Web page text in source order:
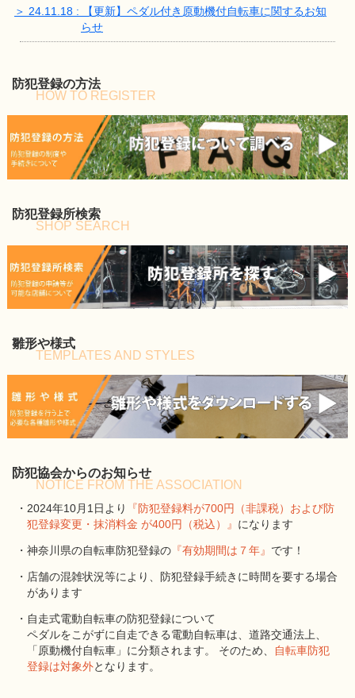
＞ 24.11.18 : 【更新】ペダル付き原動機付自転車に関するお知
らせ
防犯登録の方法
HOW TO REGISTER
防犯登録所検索
SHOP SEARCH
雛形や様式
TEMPLATES AND STYLES
防犯協会からのお知らせ
NOTICE FROM THE ASSOCIATION
・2024年10月1日より
『防犯登録料が700円（非課税）および防
犯登録変更・抹消料金 が400円（税込）』 になります
・神奈川県の自転車防犯登録の 『有効期間は７年』 です！
・店舗の混雑状況等により、防犯登録手続きに時間を要する場合
があります
・自走式電動自転車の防犯登録について
ペダルをこがずに自走できる電動自転車は、道路交通法上、
「原動機付自転車」に分類されます。 そのため、
自転車防犯
登録は対象外となります。